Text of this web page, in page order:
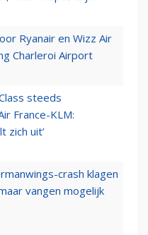
Ryanair en Wizz Air
Charleroi Airport
steeds
France-KLM:
zich uit’
crash klagen
vangen mogelijk